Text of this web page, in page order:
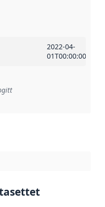
2022-04-
01T00:00:00Z
ei implementeringsregel eller